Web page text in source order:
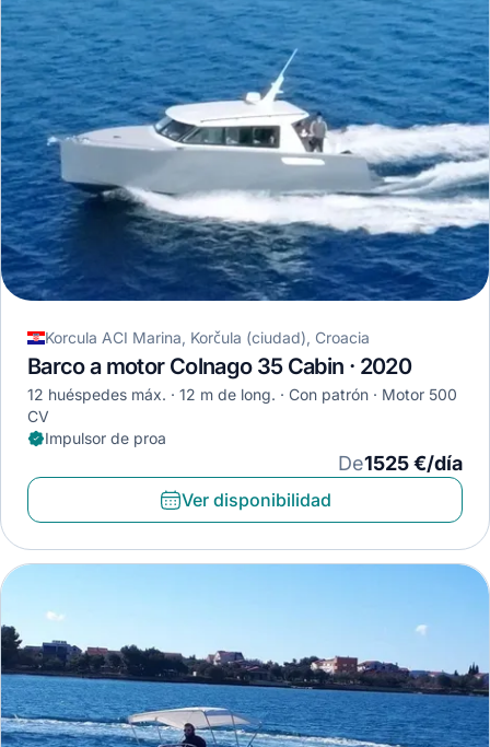
Korcula ACI Marina, Korčula (ciudad), Croacia
Barco a motor Colnago 35 Cabin · 2020
12 huéspedes máx. 12 m de long. Con patrón
Motor 500
CV
Impulsor de proa
De1525 €/día
Ver disponibilidad